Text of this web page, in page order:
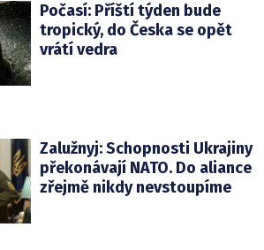
Počasí: Příští týden bude
tropický, do Česka se opět
vrátí vedra
Zalužnyj: Schopnosti Ukrajiny
překonávají NATO. Do aliance
zřejmě nikdy nevstoupíme